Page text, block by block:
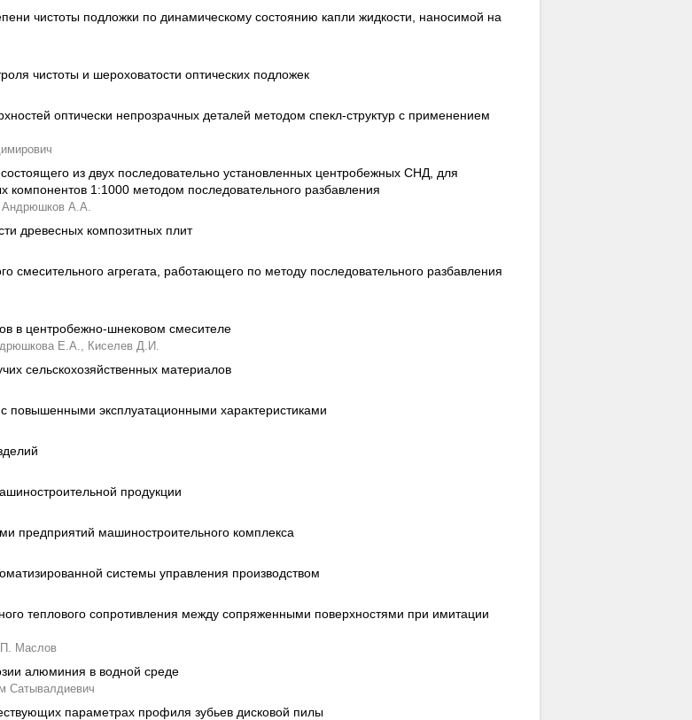
чистоты подложки по динамическому состоянию капли жидкости, наносимой на
чистоты и шероховатости оптических подложек
оптически непрозрачных деталей методом спекл-структур с применением
из двух последовательно установленных центробежных СНД, для
1:1000 методом последовательного разбавления
Андрюшков А.А.
древесных композитных плит
смесительного агрегата, работающего по методу последовательного разбавления
в центробежно-шнековом смесителе
Е.А., Киселев Д.И.
сельскохозяйственных материалов
повышенными эксплуатационными характеристиками
продукции
предприятий машиностроительного комплекса
системы управления производством
теплового сопротивления между сопряженными поверхностями при имитации
Маслов
алюминия в водной среде
Сатывалдиевич
параметрах профиля зубьев дисковой пилы